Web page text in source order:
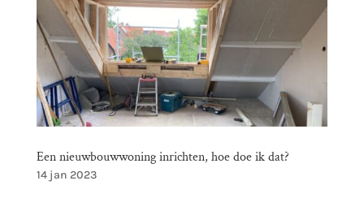
Een nieuwbouwwoning inrichten, hoe doe ik dat?
14 jan 2023